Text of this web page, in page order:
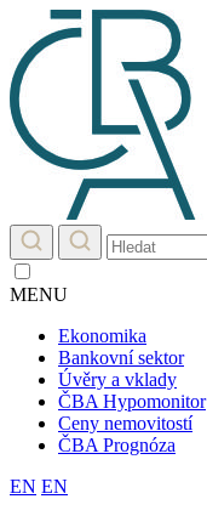
MENU
Ekonomika
Bankovní sektor
Úvěry a vklady
ČBA Hypomonitor
Ceny nemovitostí
ČBA Prognóza
EN EN